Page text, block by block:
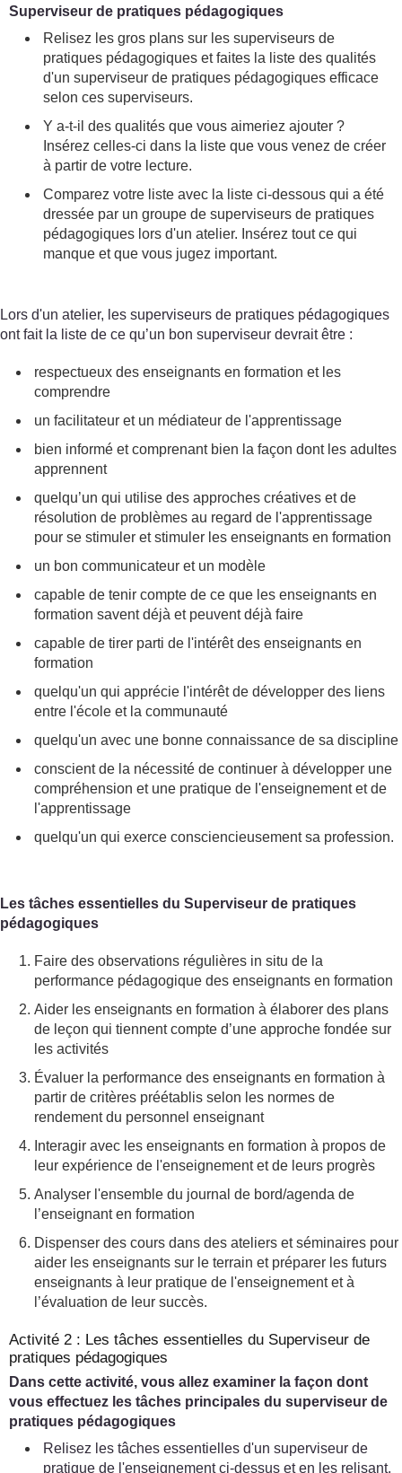
Superviseur de pratiques pédagogiques
Relisez les gros plans sur les superviseurs de
pratiques pédagogiques et faites la liste des qualités
d'un superviseur de pratiques pédagogiques efficace
selon ces superviseurs.
Y a-t-il des qualités que vous aimeriez ajouter ?
Insérez celles-ci dans la liste que vous venez de créer
à partir de votre lecture.
Comparez votre liste avec la liste ci-dessous qui a été
dressée par un groupe de superviseurs de pratiques
pédagogiques lors d'un atelier. Insérez tout ce qui
manque et que vous jugez important.
Lors d'un atelier, les superviseurs de pratiques pédagogiques
ont fait la liste de ce qu’un bon superviseur devrait être :
respectueux des enseignants en formation et les
comprendre
un facilitateur et un médiateur de l'apprentissage
bien informé et comprenant bien la façon dont les adultes
apprennent
quelqu’un qui utilise des approches créatives et de
résolution de problèmes au regard de l'apprentissage
pour se stimuler et stimuler les enseignants en formation
un bon communicateur et un modèle
capable de tenir compte de ce que les enseignants en
formation savent déjà et peuvent déjà faire
capable de tirer parti de l'intérêt des enseignants en
formation
quelqu'un qui apprécie l'intérêt de développer des liens
entre l'école et la communauté
quelqu'un avec une bonne connaissance de sa discipline
conscient de la nécessité de continuer à développer une
compréhension et une pratique de l'enseignement et de
l'apprentissage
quelqu'un qui exerce consciencieusement sa profession.
Les tâches essentielles du Superviseur de pratiques
pédagogiques
Faire des observations régulières in situ de la
performance pédagogique des enseignants en formation
Aider les enseignants en formation à élaborer des plans
de leçon qui tiennent compte d’une approche fondée sur
les activités
Évaluer la performance des enseignants en formation à
partir de critères préétablis selon les normes de
rendement du personnel enseignant
Interagir avec les enseignants en formation à propos de
leur expérience de l'enseignement et de leurs progrès
Analyser l'ensemble du journal de bord/agenda de
l’enseignant en formation
Dispenser des cours dans des ateliers et séminaires pour
aider les enseignants sur le terrain et préparer les futurs
enseignants à leur pratique de l'enseignement et à
l’évaluation de leur succès.
Activité 2 : Les tâches essentielles du Superviseur de
pratiques pédagogiques
Dans cette activité, vous allez examiner la façon dont
vous effectuez les tâches principales du superviseur de
pratiques pédagogiques
Relisez les tâches essentielles d'un superviseur de
pratique de l'enseignement ci-dessus et en les relisant,